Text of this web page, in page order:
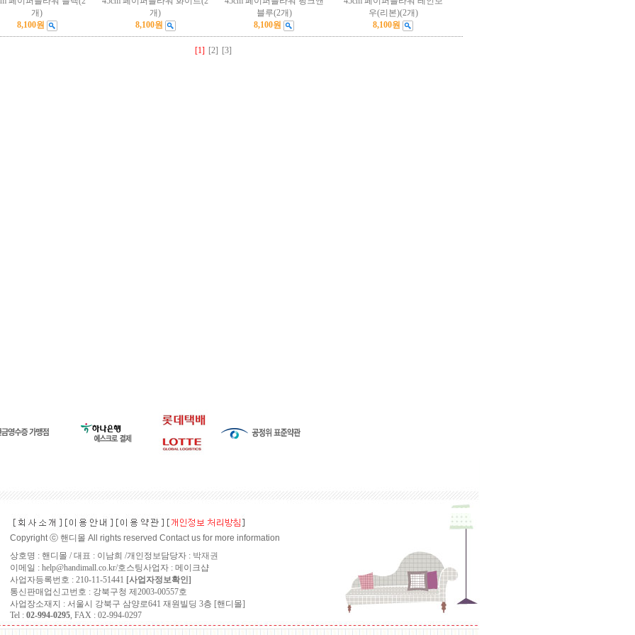
개)
8,100원
개)
8,100원
블루(2개)
8,100원
우(리본)(2개)
8,100원
[1] [2] [3]
Copyright ⓒ 핸디몰 All rights reserved Contact us for more information
상호명 : 핸디몰 / 대표 : 이남희 /개인정보담당자 : 박재권
이메일 : help@handimall.co.kr/호스팅사업자 : 메이크샵
사업자등록번호 : 210-11-51441 [사업자정보확인]
통신판매업신고번호 : 강북구청 제2003-00557호
사업장소재지 : 서울시 강북구 삼양로641 재원빌딩 3층 [핸디몰]
Tel : 02-994-0295, FAX : 02-994-0297